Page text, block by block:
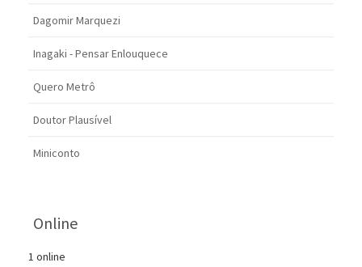
Dagomir Marquezi
Inagaki - Pensar Enlouquece
Quero Metrô
Doutor Plausível
Miniconto
Online
1 online